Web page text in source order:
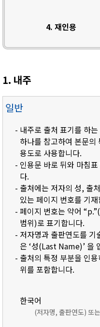
4. 재인용
1. 내주
일반
- 내주로 출처 표기를 하
하나를 참고하여 본문의
용도로 사용합니다.
- 인용문 바로 뒤와 마침
다.
- 출처에는 저자의 성, 출
있는 페이지 번호를 기
- 페이지 번호는 약어
범위)로 표기합니다.
- 저자명과 출판연도를 기
은 ‘성(Last Name)’ 을
- 출처의 특정 부분을 인
위를 포함합니다.
한국어
(저자명, 출판연도) 또